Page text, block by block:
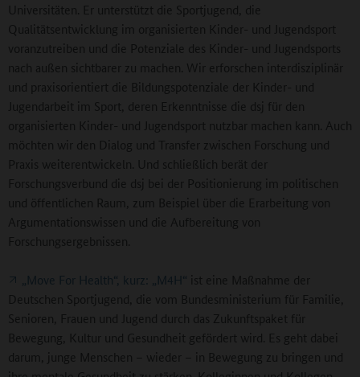
Universitäten. Er unterstützt die Sportjugend, die
Qualitätsentwicklung im organisierten Kinder- und Jugendsport
voranzutreiben und die Potenziale des Kinder- und Jugendsports
nach außen sichtbarer zu machen. Wir erforschen interdisziplinär
und praxisorientiert die Bildungspotenziale der Kinder- und
Jugendarbeit im Sport, deren Erkenntnisse die dsj für den
organisierten Kinder- und Jugendsport nutzbar machen kann. Auch
möchten wir den Dialog und Transfer zwischen Forschung und
Praxis weiterentwickeln. Und schließlich berät der
Forschungsverbund die dsj bei der Positionierung im politischen
und öffentlichen Raum, zum Beispiel über die Erarbeitung von
Argumentationswissen und die Aufbereitung von
Forschungsergebnissen.
„Move For Health“, kurz: „M4H“ ist eine Maßnahme der
Deutschen Sportjugend, die vom Bundesministerium für Familie,
Senioren, Frauen und Jugend durch das Zukunftspaket für
Bewegung, Kultur und Gesundheit gefördert wird. Es geht dabei
darum, junge Menschen – wieder – in Bewegung zu bringen und